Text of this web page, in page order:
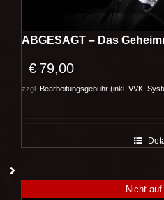
ABGESAGT – Das
€ 79,00
zzgl. Bearbeitungsgebühr (inkl. VVK,
Nicht auf